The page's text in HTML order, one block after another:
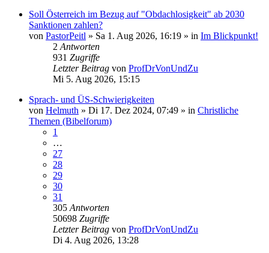
Soll Österreich im Bezug auf "Obdachlosigkeit" ab 2030
Sanktionen zahlen?
von PastorPeitl » Sa 1. Aug 2026, 16:19 » in Im Blickpunkt!
2 Antworten
931 Zugriffe
Letzter Beitrag von ProfDrVonUndZu
Mi 5. Aug 2026, 15:15
Sprach- und ÜS-Schwierigkeiten
von Helmuth » Di 17. Dez 2024, 07:49 » in Christliche
Themen (Bibelforum)
1
…
27
28
29
30
31
305 Antworten
50698 Zugriffe
Letzter Beitrag von ProfDrVonUndZu
Di 4. Aug 2026, 13:28